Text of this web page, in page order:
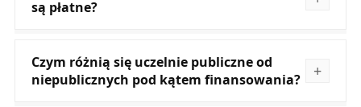
są płatne?
Czym różnią się uczelnie publiczne od
niepublicznych pod kątem finansowania?